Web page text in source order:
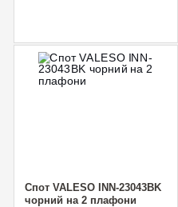
Спот VALESO INN-23043BK
чорний на 2 плафони